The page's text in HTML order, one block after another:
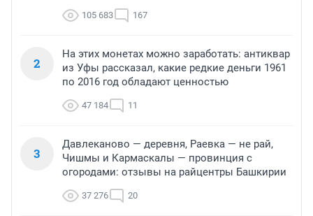
105 683 167
2
На этих монетах можно заработать: антиквар
из Уфы рассказал, какие редкие деньги 1961
по 2016 год обладают ценностью
47 184 11
3
Давлеканово — деревня, Раевка — не рай,
Чишмы и Кармаскалы — провинция с
огородами: отзывы на райцентры Башкирии
37 276 20